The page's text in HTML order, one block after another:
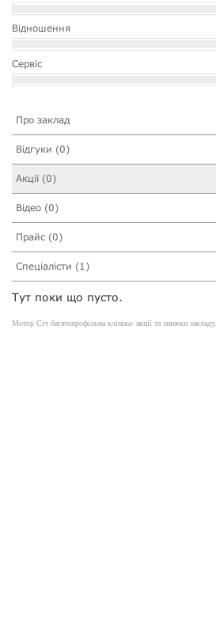
Відношення
Сервіс
Про заклад
Відгуки (0)
Акції (0)
Відео (0)
Прайс (0)
Спеціалісти (1)
Тут поки що пусто.
Мотор Січ багатопрофільна клініка- акції та знижки закладу.